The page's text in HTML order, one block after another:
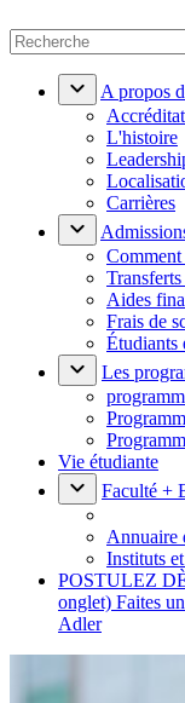
A propos
L'histoire
Carrières
Aides
Frais de
Étudiants
Les
Vie étudiante
Faculté +
Annuaire
Instituts
POSTULEZ
onglet) Faites
Adler